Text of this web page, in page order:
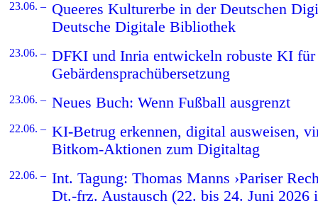
23.06. – Queeres Kulturerbe in der Deutschen
Deutsche Digitale Bibliothek
23.06. – DFKI und Inria entwickeln robuste KI für
Gebärdensprachübersetzung
23.06. – Neues Buch: Wenn Fußball ausgrenzt
22.06. – KI-Betrug erkennen, digital ausweisen,
Bitkom-Aktionen zum Digitaltag
22.06. – Int. Tagung: Thomas Manns ›Pariser
Dt.-frz. Austausch (22. bis 24. Juni 2026